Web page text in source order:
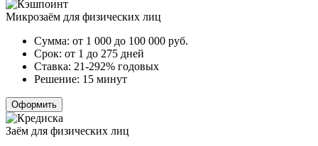
Микрозаём для физических лиц
Сумма: от 1 000 до 100 000 руб.
Срок: от 1 до 275 дней
Ставка: 21-292% годовых
Решение: 15 минут
Оформить
Заём для физических лиц